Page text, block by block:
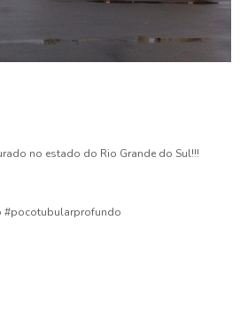
no estado do Rio Grande do Sul!!!
#pocotubularprofundo